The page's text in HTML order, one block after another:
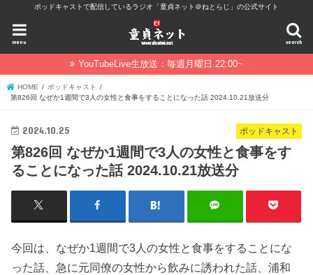
ポッドキャストで配信しているラジオ「童貞ネット＠ねとらじ」の公式サイト
search
menu
YouTubeLive生放送：毎週月曜日 22:00~
HOME
ポッドキャスト
第826回 なぜか1週間で3人の女性と食事をすることになった話 2024.10.21放送分
ポッドキャスト
2024.10.25
第826回 なぜか1週間で3人の女性と食事をす
ることになった話 2024.10.21放送分
今回は、なぜか1週間で3人の女性と食事をすることにな
った話、急に元同僚の女性から飲みに誘われた話、浦和